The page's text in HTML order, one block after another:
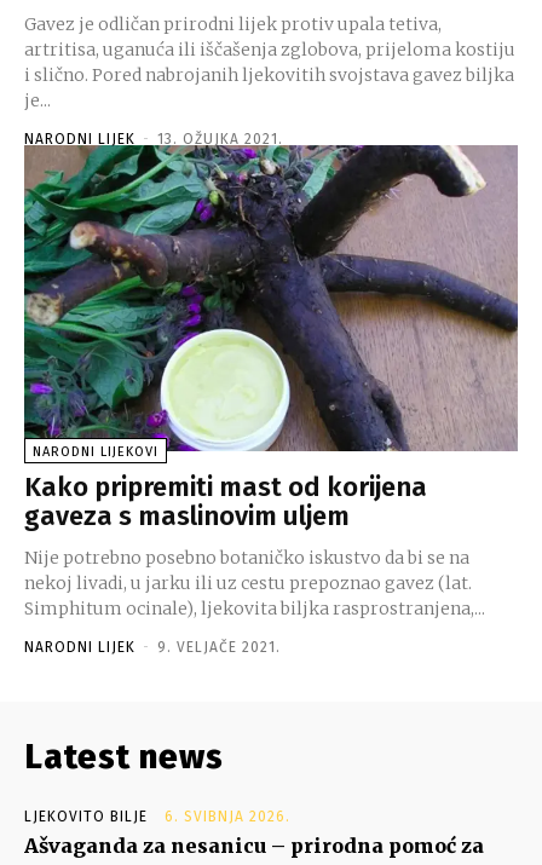
Gavez je odličan prirodni lijek protiv upala tetiva,
artritisa, uganuća ili iščašenja zglobova, prijeloma kostiju
i slično. Pored nabrojanih ljekovitih svojstava gavez biljka
je...
NARODNI LIJEK - 13. OŽUJKA 2021.
NARODNI LIJEKOVI
Kako pripremiti mast od korijena
gaveza s maslinovim uljem
Nije potrebno posebno botaničko iskustvo da bi se na
nekoj livadi, u jarku ili uz cestu prepoznao gavez (lat.
Simphitum ocinale), ljekovita biljka rasprostranjena,...
NARODNI LIJEK - 9. VELJAČE 2021.
Latest news
LJEKOVITO BILJE 6. SVIBNJA 2026.
Ašvaganda za nesanicu – prirodna pomoć za